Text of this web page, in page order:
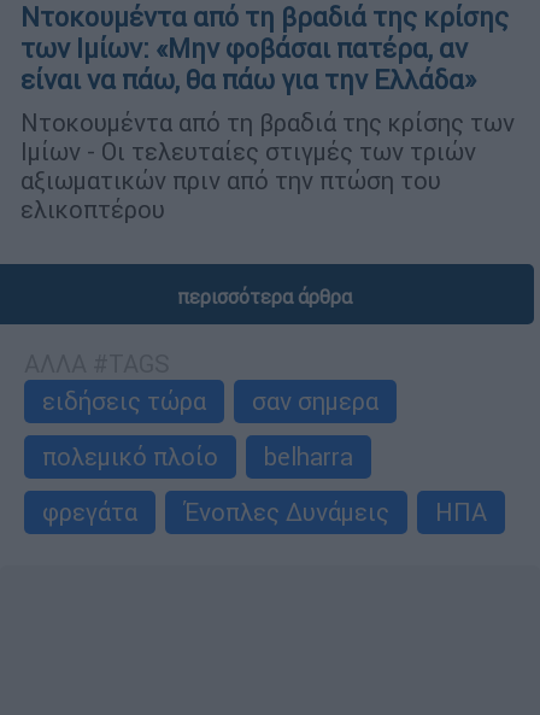
Ντοκουμέντα από τη βραδιά της κρίσης
των Ιμίων: «Μην φοβάσαι πατέρα, αν
είναι να πάω, θα πάω για την Ελλάδα»
Ντοκουμέντα από τη βραδιά της κρίσης των
Ιμίων - Οι τελευταίες στιγμές των τριών
αξιωματικών πριν από την πτώση του
ελικοπτέρου
περισσότερα άρθρα
ειδήσεις τώρα
σαν σημερα
πολεμικό πλοίο
belharra
φρεγάτα
Ένοπλες Δυνάμεις ΗΠΑ